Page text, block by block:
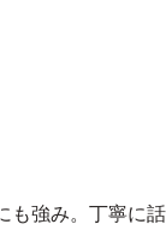
も強み。丁寧に話